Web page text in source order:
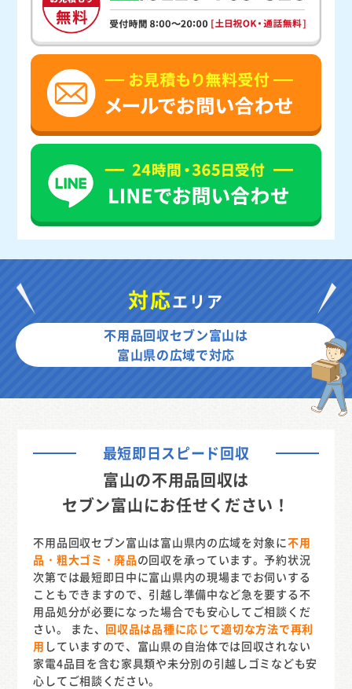
対応エリア
不用品回収セブン富山は
富山県の広域で対応
最短即日スピード回収
富山の不用品回収は
セブン富山にお任せください！
不用品回収セブン富山は富山県内の広域を対象に不用
品・粗大ゴミ・廃品の回収を承っています。予約状況
次第では最短即日中に富山県内の現場までお伺いする
こともできますので、引越し準備中など急を要する不
用品処分が必要になった場合でも安心してご相談くだ
さい。 また、 回収品は品種に応じて適切な方法で再利
用 していますので、富山県の自治体では回収されない
家電4品目を含む家具類や未分別の引越しゴミなども安
心してご相談ください。